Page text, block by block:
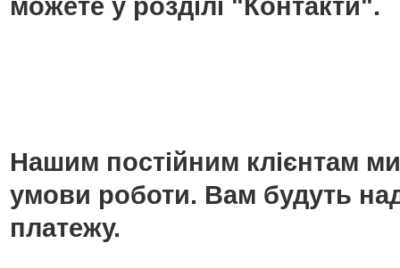
можете у розділі "Контакти".
Нашим постійним клієнтам
умови роботи. Вам будуть
платежу.